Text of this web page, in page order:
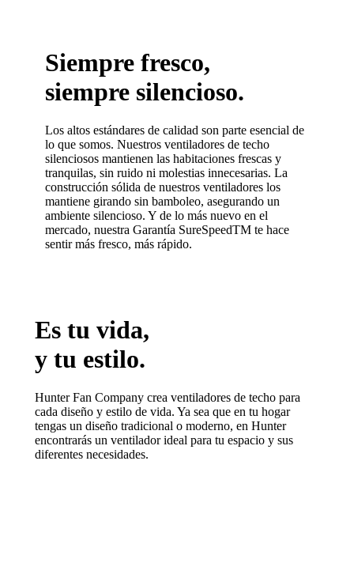
Siempre fresco,
siempre silencioso.
Los altos estándares de calidad son parte esencial de
lo que somos. Nuestros ventiladores de techo
silenciosos mantienen las habitaciones frescas y
tranquilas, sin ruido ni molestias innecesarias. La
construcción sólida de nuestros ventiladores los
mantiene girando sin bamboleo, asegurando un
ambiente silencioso. Y de lo más nuevo en el
mercado, nuestra Garantía SureSpeedTM te hace
sentir más fresco, más rápido.
Es tu vida,
y tu estilo.
Hunter Fan Company crea ventiladores de techo para
cada diseño y estilo de vida. Ya sea que en tu hogar
tengas un diseño tradicional o moderno, en Hunter
encontrarás un ventilador ideal para tu espacio y sus
diferentes necesidades.